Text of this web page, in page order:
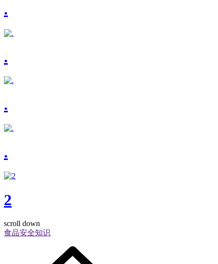
.
.
.
.
2
scroll down
食品安全知识